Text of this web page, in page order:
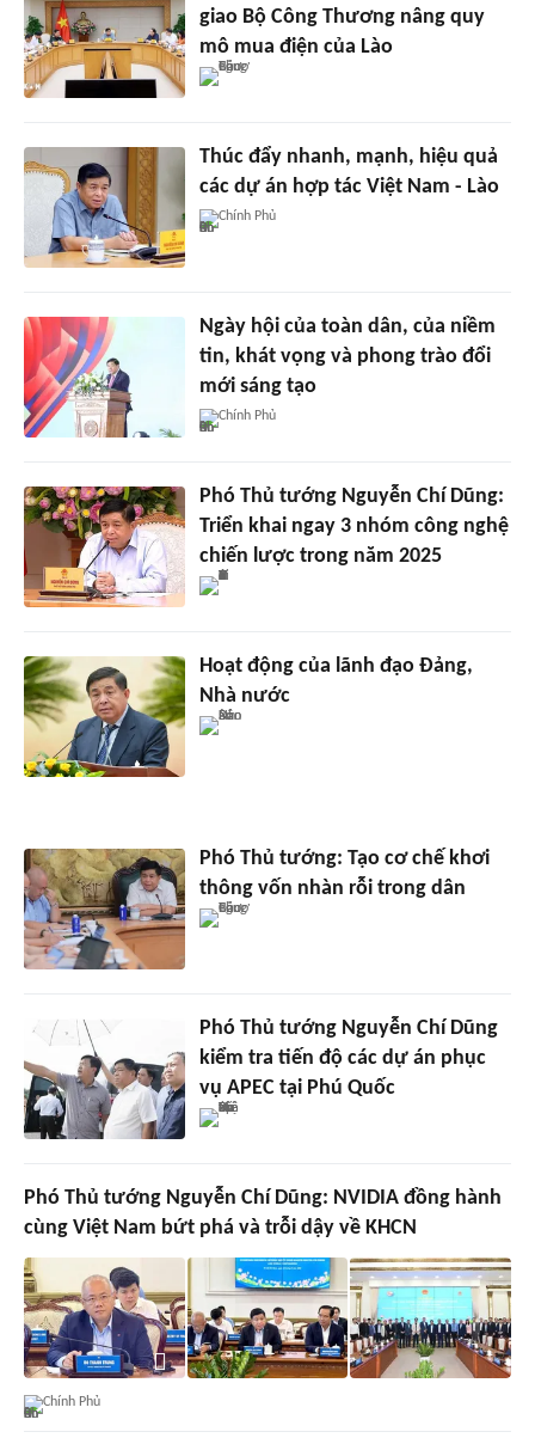
giao Bộ Công Thương nâng quy
mô mua điện của Lào
Thúc đẩy nhanh, mạnh, hiệu quả
các dự án hợp tác Việt Nam - Lào
Chính Phủ
Ngày hội của toàn dân, của niềm
tin, khát vọng và phong trào đổi
mới sáng tạo
Chính Phủ
Phó Thủ tướng Nguyễn Chí Dũng:
Triển khai ngay 3 nhóm công nghệ
chiến lược trong năm 2025
Hoạt động của lãnh đạo Đảng,
Nhà nước
Phó Thủ tướng: Tạo cơ chế khơi
thông vốn nhàn rỗi trong dân
Phó Thủ tướng Nguyễn Chí Dũng
kiểm tra tiến độ các dự án phục
vụ APEC tại Phú Quốc
Phó Thủ tướng Nguyễn Chí Dũng: NVIDIA đồng hành
cùng Việt Nam bứt phá và trỗi dậy về KHCN
Chính Phủ